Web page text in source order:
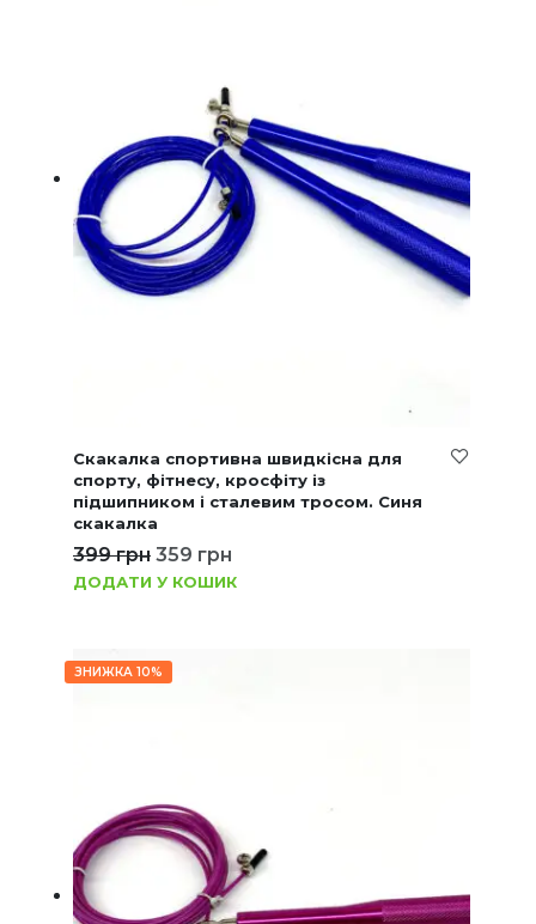
Скакалка спортивна швидкісна для
спорту, фітнесу, кросфіту із
підшипником і сталевим тросом. Синя
скакалка
399грн 359 грн
ДОДАТИ У КОШИК
ЗНИЖКА 10%